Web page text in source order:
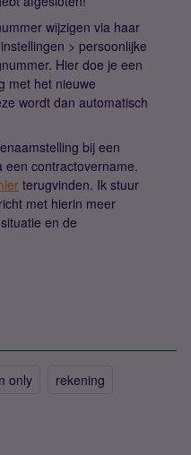
wijzigen via haar
> persoonlijke
Hier doe je een
met het nieuwe
wordt dan automatisch
bij een
een contractovername.
terugvinden. Ik stuur
met hierin meer
en de
only
rekening